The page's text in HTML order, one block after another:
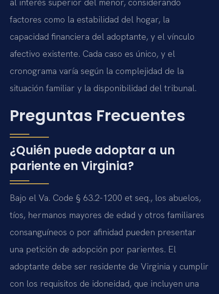
al interés superior del menor, considerando
factores como la estabilidad del hogar, la
capacidad financiera del adoptante, y el vínculo
afectivo existente. Cada caso es único, y el
cronograma varía según la complejidad de la
situación familiar y la disponibilidad del tribunal.
Preguntas Frecuentes
¿Quién puede adoptar a un
pariente en Virginia?
Bajo el Va. Code § 63.2-1200 et seq., los abuelos,
tíos, hermanos mayores de edad y otros familiares
consanguíneos o por afinidad pueden presentar
una petición de adopción por parientes. El
adoptante debe ser residente de Virginia y cumplir
con los requisitos de idoneidad, que incluyen una